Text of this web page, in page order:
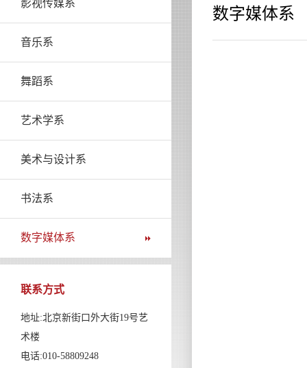
影视传媒系
音乐系
舞蹈系
艺术学系
美术与设计系
书法系
数字媒体系
联系方式
地址:北京新街口外大街19号艺
术楼
电话:010-58809248
数字媒体系